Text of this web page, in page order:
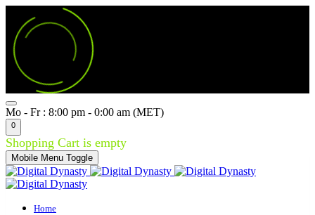
Mo - Fr : 8:00 pm - 0:00 am (MET)
0
Shopping Cart is empty
Mobile Menu Toggle
Home